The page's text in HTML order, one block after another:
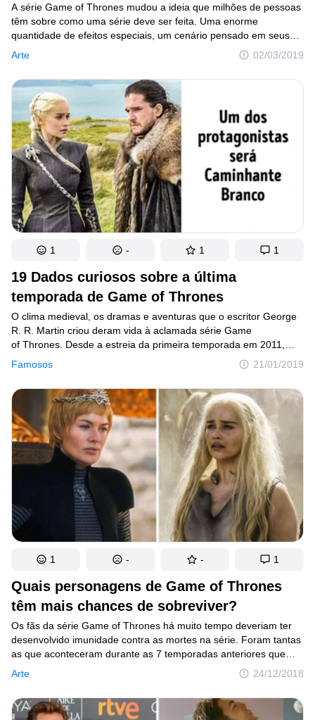
Arte 02/03/2019
A série Game of Thrones mudou a ideia que milhões de pessoas
têm sobre como uma série deve ser feita. Uma enorme
quantidade de efeitos especiais, um cenário pensado em seus
mínimos detalhes, um elenco de tirar o fôlego e um ótimo roteiro
são apenas algumas das muitas características que a definem
como um grande divisor de águas na história da televisão.
Graças a tudo isso, a adaptação para a televisão dos livros
de George R. R. Martin ficou tão popular. Outro fato que confirma
a febre da série é que o teaser de dois minutos da oitava
temporada, liberado pelo canal HBO, já foi visto por mais
de 25 milhões de pessoas. Ou seja, são muitos os fatores que
devem ser considerados quando tentamos entender o fenômeno
que é essa série.
19 Dados curiosos sobre a última
temporada de Game of Thrones
Famosos 21/01/2019
O clima medieval, os dramas e aventuras que o escritor George
R. R. Martin criou deram vida à aclamada série Game
of Thrones. Desde a estreia da primeira temporada em 2011,
a história teve um sucesso indiscutível e vem se fortalecendo
com milhões de fãs ao redor de todo o mundo. Em 2014,
transformou-se na série mais vista do canal HBO e a mais
premiada na história do Emmy. A última e mais esperada
temporada chegará às telas em 14 de abril deste ano
e a esperamos ansiosamente!
1 - 1 1
Quais personagens de Game of Thrones
têm mais chances de sobreviver?
Arte 24/12/2018
Os fãs da série Game of Thrones há muito tempo deveriam ter
desenvolvido imunidade contra as mortes na série. Foram tantas
as que aconteceram durante as 7 temporadas anteriores que
parece impossível contar todos os eventos fatais. Porém,
cientistas australianos conseguiram não apenas contá-las, mas
confiaram nesses dados para fazer uma previsão para
os personagens que sobreviveram até agora no universo fictício
1 - - 1